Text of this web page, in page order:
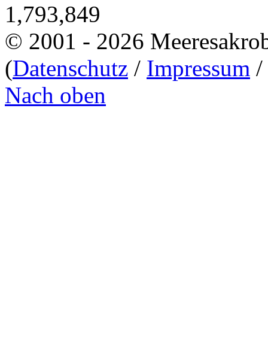
1,793,849
© 2001 - 2026
(Datenschutz / Impressum /
Nach oben